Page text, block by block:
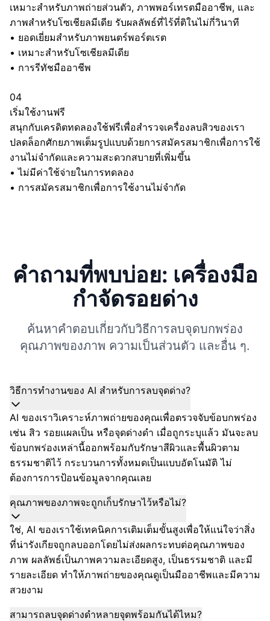
เหมาะสำหรับภาพถ่ายส่วนตัว, ภาพพอร์เทรตมืออาชีพ, และ
ภาพสำหรับโซเชียลมีเดีย รับผลลัพธ์ที่ไร้ที่ติในไม่กี่วินาที
• ยอดเยี่ยมสำหรับภาพยนตร์พอร์ตเรต
• เหมาะสำหรับโซเชียลมีเดีย
• การรีทัชมืออาชีพ
04
เริ่มใช้งานฟรี
สนุกกับเครดิตทดลองใช้ฟรีเพื่อสำรวจเครื่องลบสิวของเรา
ปลดล็อกศักยภาพเต็มรูปแบบด้วยการสมัครสมาชิกเพื่อการใช้
งานไม่จำกัดและความสะดวกสบายที่เพิ่มขึ้น
• ไม่มีค่าใช้จ่ายในการทดลอง
• การสมัครสมาชิกเพื่อการใช้งานไม่จำกัด
คำถามที่พบบ่อย: เครื่องมือ
กำจัดรอยด่าง
ค้นหาคำตอบเกี่ยวกับวิธีการลบจุดบกพร่อง
คุณภาพของภาพ ความเป็นส่วนตัว และอื่น ๆ.
วิธีการทำงานของ AI สำหรับการลบจุดด่าง?
AI ของเราวิเคราะห์ภาพถ่ายของคุณเพื่อตรวจจับข้อบกพร่อง
เช่น สิว รอยแผลเป็น หรือจุดด่างดำ เมื่อถูกระบุแล้ว มันจะลบ
ข้อบกพร่องเหล่านี้ออกพร้อมกับรักษาสีผิวและพื้นผิวตาม
ธรรมชาติไว้ กระบวนการทั้งหมดเป็นแบบอัตโนมัติ ไม่
ต้องการการป้อนข้อมูลจากคุณเลย
คุณภาพของภาพจะถูกเก็บรักษาไว้หรือไม่?
ใช่, AI ของเราใช้เทคนิคการเติมเต็มขั้นสูงเพื่อให้แน่ใจว่าสิ่ง
ที่น่ารังเกียจถูกลบออกโดยไม่ส่งผลกระทบต่อคุณภาพของ
ภาพ ผลลัพธ์เป็นภาพความละเอียดสูง, เป็นธรรมชาติ และมี
รายละเอียด ทำให้ภาพถ่ายของคุณดูเป็นมืออาชีพและมีความ
สวยงาม
สามารถลบจุดด่างดำหลายจุดพร้อมกันได้ไหม?